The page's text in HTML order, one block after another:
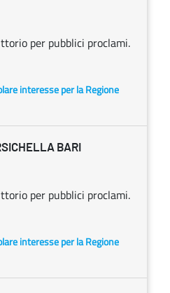
per pubblici proclami.
interesse per la Regione
BARI
per pubblici proclami.
interesse per la Regione